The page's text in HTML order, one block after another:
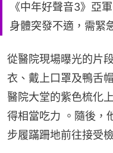
《中年好聲音3》亞
身體突發不適，需緊
從醫院現場曝光的片
衣、戴上口罩及鴨舌
醫院大堂的紫色梳化
得相當吃力 。隨後，
步履蹣跚地前往接受